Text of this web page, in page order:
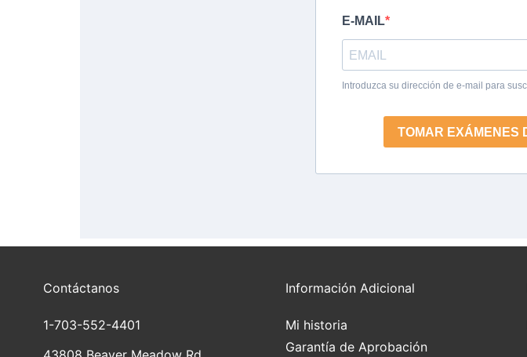
Contáctanos
1-703-552-4401
Información Adicional
Mi historia
Garantía de Aprobación